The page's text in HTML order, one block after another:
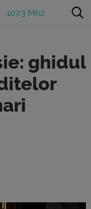
107.3 Mhz
ghidul